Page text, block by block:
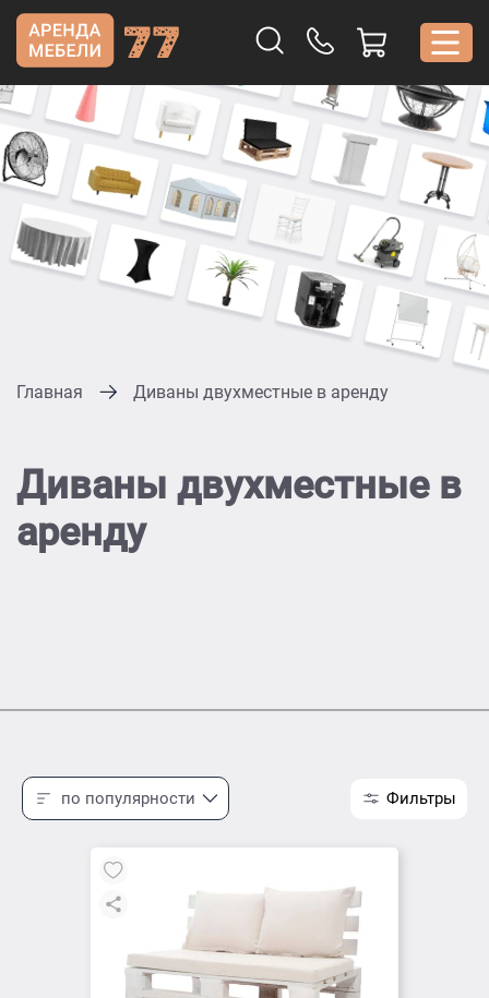
Главная Диваны двухместные в аренду
Диваны двухместные в
аренду
по популярности Фильтры